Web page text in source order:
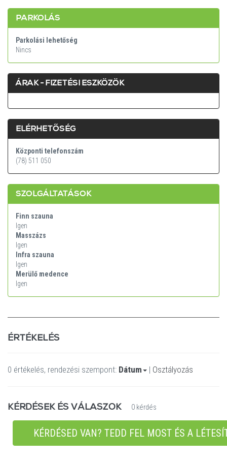
PARKOLÁS
Parkolási lehetőség
Nincs
ÁRAK - FIZETÉSI ESZKÖZÖK
ELÉRHETŐSÉG
Központi telefonszám
(78) 511 050
SZOLGÁLTATÁSOK
Finn szauna
Igen
Masszázs
Igen
Infra szauna
Igen
Merülő medence
Igen
ÉRTÉKELÉS
0 értékelés, rendezési szempont: Dátum | Osztályozás
KÉRDÉSEK ÉS VÁLASZOK 0 kérdés
KÉRDÉSED VAN? TEDD FEL MOST ÉS A